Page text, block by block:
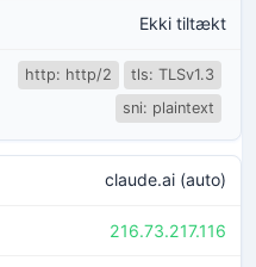
Ekki tiltækt
http: http/2
tls: TLSv1.3
sni: plaintext
claude.ai (auto)
216.73.217.116